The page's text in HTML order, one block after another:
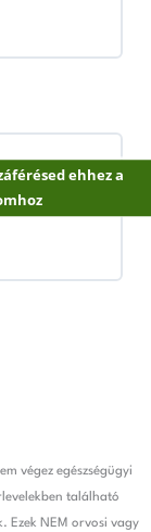
ehhez a
végez egészségügyi
található
Ezek NEM orvosi vagy